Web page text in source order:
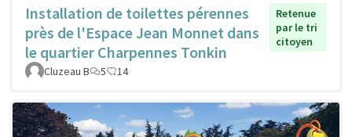
Installation de toilettes pérennes
près de l'Espace Jean Monnet dans
le quartier Charpennes Tonkin
Retenue
par le tri
citoyen
Cluzeau B 5 14